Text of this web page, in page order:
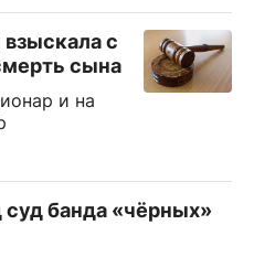
с
сына
и на
суд банда «чёрных»